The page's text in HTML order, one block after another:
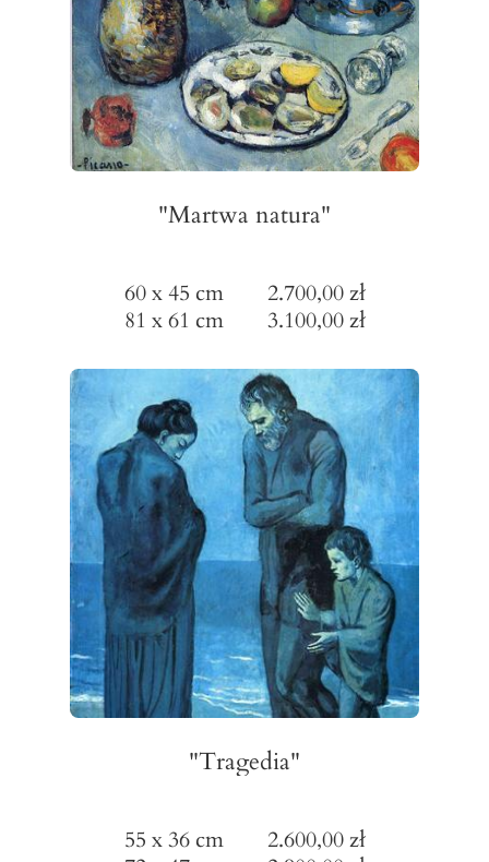
55 x 36 cm 2.600,00 zł
"Tragedia"
60 x 45 cm 2.700,00 zł
81 x 61 cm 3.100,00 zł
"Martwa natura"